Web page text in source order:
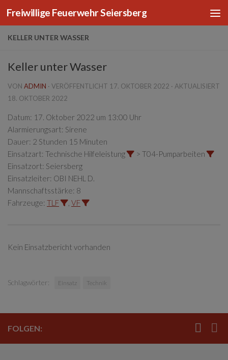
Zum Inhalt springen
Freiwillige Feuerwehr Seiersberg
KELLER UNTER WASSER
Keller unter Wasser
VON ADMIN · VERÖFFENTLICHT 17. OKTOBER 2022 · AKTUALISIERT
18. OKTOBER 2022
Datum: 17. Oktober 2022 um 13:00 Uhr
Alarmierungsart: Sirene
Dauer: 2 Stunden 15 Minuten
Einsatzart: Technische Hilfeleistung
> T04-Pumparbeiten
Einsatzort: Seiersberg
Einsatzleiter: OBI NEHL D.
Mannschaftsstärke: 8
Fahrzeuge: TLF VF
Kein Einsatzbericht vorhanden
Schlagwörter: Einsatz Technik
FOLGEN: